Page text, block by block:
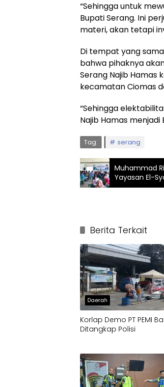
“Sehingga untuk
Bupati Serang. Ini
materi, akan tetapi
Di tempat yang
bahwa pihaknya
Serang Najib Hamas
kecamatan Ciomas
“Sehingga
Najib Hamas menjadi
Tag: serang
Muhammad
Yayasan El-
Berita Terkait
Daerah
Korlap Demo PT PEMI
Ditangkap Polisi